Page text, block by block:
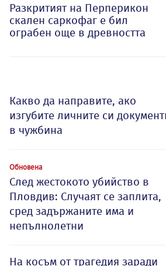
Разкритият на Перперикон
скален саркофаг е бил
ограбен още в древността
Какво да направите, ако
изгубите личните си
в чужбина
Обновена
След жестокото убийство в
Пловдив: Случаят се заплита,
сред задържаните има и
непълнолетни
На косъм от трагедия заради